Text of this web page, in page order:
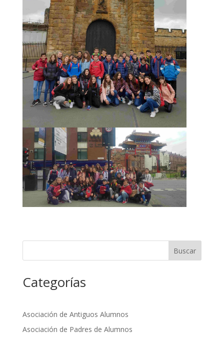
Buscar
Categorías
Asociación de Antiguos Alumnos
Asociación de Padres de Alumnos